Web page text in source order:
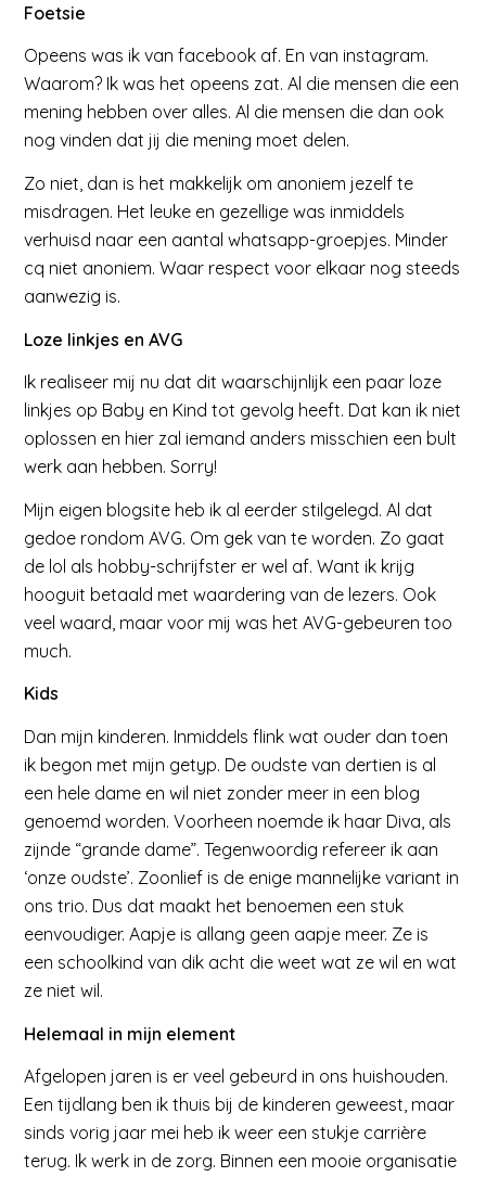
Foetsie
Opeens was ik van facebook af. En van instagram.
Waarom? Ik was het opeens zat. Al die mensen die een
mening hebben over alles. Al die mensen die dan ook
nog vinden dat jij die mening moet delen.
Zo niet, dan is het makkelijk om anoniem jezelf te
misdragen. Het leuke en gezellige was inmiddels
verhuisd naar een aantal whatsapp-groepjes. Minder
cq niet anoniem. Waar respect voor elkaar nog steeds
aanwezig is.
Loze linkjes en AVG
Ik realiseer mij nu dat dit waarschijnlijk een paar loze
linkjes op Baby en Kind tot gevolg heeft. Dat kan ik niet
oplossen en hier zal iemand anders misschien een bult
werk aan hebben. Sorry!
Mijn eigen blogsite heb ik al eerder stilgelegd. Al dat
gedoe rondom AVG. Om gek van te worden. Zo gaat
de lol als hobby-schrijfster er wel af. Want ik krijg
hooguit betaald met waardering van de lezers. Ook
veel waard, maar voor mij was het AVG-gebeuren too
much.
Kids
Dan mijn kinderen. Inmiddels flink wat ouder dan toen
ik begon met mijn getyp. De oudste van dertien is al
een hele dame en wil niet zonder meer in een blog
genoemd worden. Voorheen noemde ik haar Diva, als
zijnde “grande dame”. Tegenwoordig refereer ik aan
‘onze oudste’. Zoonlief is de enige mannelijke variant in
ons trio. Dus dat maakt het benoemen een stuk
eenvoudiger. Aapje is allang geen aapje meer. Ze is
een schoolkind van dik acht die weet wat ze wil en wat
ze niet wil.
Helemaal in mijn element
Afgelopen jaren is er veel gebeurd in ons huishouden.
Een tijdlang ben ik thuis bij de kinderen geweest, maar
sinds vorig jaar mei heb ik weer een stukje carrière
terug. Ik werk in de zorg. Binnen een mooie organisatie